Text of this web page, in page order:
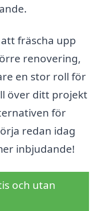
fräscha upp
renovering,
en stor roll för
över ditt projekt
för
redan idag
inbjudande!
och utan